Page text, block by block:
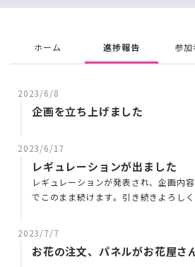
ホーム 進捗報告 参加
2023/6/8
企画を立ち上げました
2023/6/17
レギュレーションが出ました
レギュレーションが発表され、企画内
でこのまま続けます。引き続きよろしく
2023/7/7
お花の注文、パネルがお花屋さ